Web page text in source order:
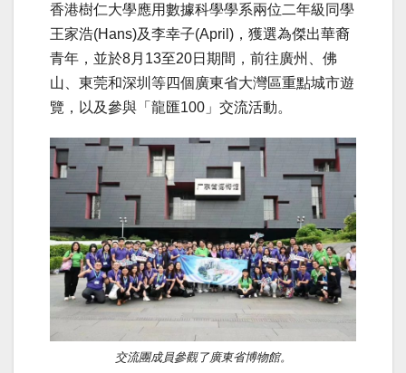
香港樹仁大學應用數據科學學系兩位二年級同學
王家浩(Hans)及李幸子(April)，獲選為傑出華裔
青年，並於8月13至20日期間，前往廣州、佛
山、東莞和深圳等四個廣東省大灣區重點城市遊
覽，以及參與「龍匯100」交流活動。
交流團成員參觀了廣東省博物館。